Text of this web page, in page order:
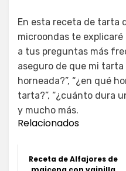
En esta receta de tarta
microondas te
a tus preguntas más
aseguro de que mi
horneada?”, “¿en qué
tarta?”, “¿cuánto dura
y mucho más.
Relacionados
Receta de Alfajores de